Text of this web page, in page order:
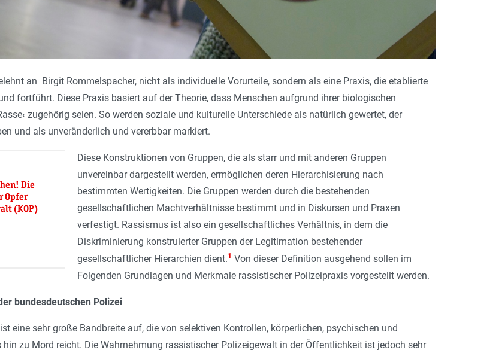
an Birgit Rommelspacher, nicht als individuelle Vorurteile, sondern als eine Praxis, die etablierte
fortführt. Diese Praxis basiert auf der Theorie, dass Menschen aufgrund ihrer biologischen
zugehörig seien. So werden soziale und kulturelle Unterschiede als natürlich gewertet, der
und als unveränderlich und vererbbar markiert.
Die
Opfer
(KOP)
Diese Konstruktionen von Gruppen, die als starr und mit anderen Gruppen
unvereinbar dargestellt werden, ermöglichen deren Hierarchisierung nach
bestimmten Wertigkeiten. Die Gruppen werden durch die bestehenden
gesellschaftlichen Machtverhältnisse bestimmt und in Diskursen und Praxen
verfestigt. Rassismus ist also ein gesellschaftliches Verhältnis, in dem die
Diskriminierung konstruierter Gruppen der Legitimation bestehender
gesellschaftlicher Hierarchien dient.1 Von dieser Definition ausgehend sollen im
Folgenden Grundlagen und Merkmale rassistischer Polizeipraxis vorgestellt werden.
bundesdeutschen Polizei
eine sehr große Bandbreite auf, die von selektiven Kontrollen, körperlichen, psychischen und
zu Mord reicht. Die Wahrnehmung rassistischer Polizeigewalt in der Öffentlichkeit ist jedoch sehr